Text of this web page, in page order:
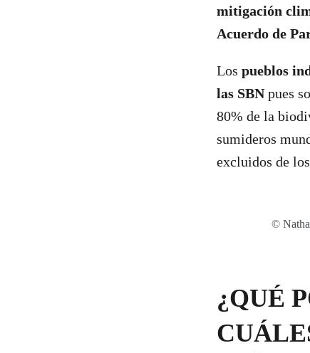
mitigación
Acuerdo de
Los pueblos
las SBNpues
80% de la
sumideros
excluidos de
©
¿QUÉ